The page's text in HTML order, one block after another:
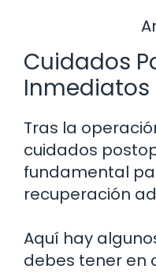
Cuidados
Inmediatos
Tras la
cuidados
fundamental
recuperación
Aquí hay
debes tener en